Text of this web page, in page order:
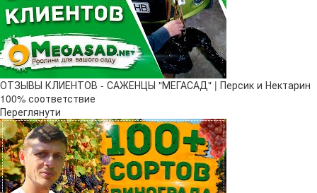
ОТЗЫВЫ КЛИЕНТОВ - САЖЕНЦЫ "МЕГАСАД" | Персик и Нектарин
100% соответствие
Переглянути